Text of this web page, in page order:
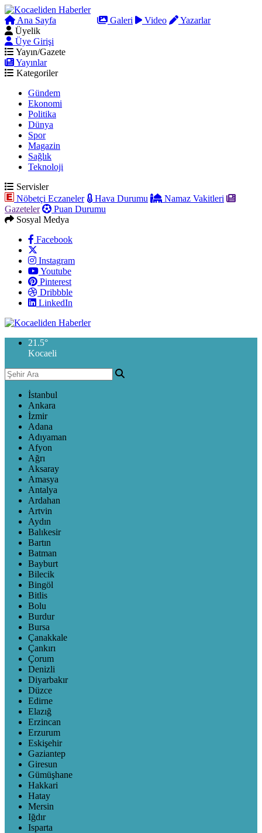
Ana Sayfa Galeri Video
Yazarlar
Üyelik
Üye Girişi
Yayın/Gazete
Yayınlar
Kategoriler
Gündem
Ekonomi
Politika
Dünya
Spor
Magazin
Sağlık
Teknoloji
Servisler
Nöbetçi Eczaneler
Hava Durumu
Namaz Vakitleri
Gazeteler
Puan Durumu
Sosyal Medya
Facebook
Instagram
Youtube
Pinterest
Dribbble
LinkedIn
21.5°
Kocaeli
İstanbul
Ankara
İzmir
Adana
Adıyaman
Afyon
Ağrı
Aksaray
Amasya
Antalya
Ardahan
Artvin
Aydın
Balıkesir
Bartın
Batman
Bayburt
Bilecik
Bingöl
Bitlis
Bolu
Burdur
Bursa
Çanakkale
Çankırı
Çorum
Denizli
Diyarbakır
Düzce
Edirne
Elazığ
Erzincan
Erzurum
Eskişehir
Gaziantep
Giresun
Gümüşhane
Hakkari
Hatay
Mersin
Iğdır
Isparta